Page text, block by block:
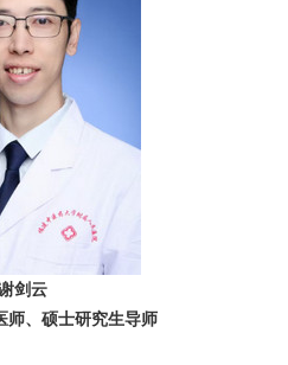
剑云
师、硕士研究生导师